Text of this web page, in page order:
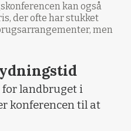
kan også
der ofte har stukket
men
for landbruget i
konferencen til at